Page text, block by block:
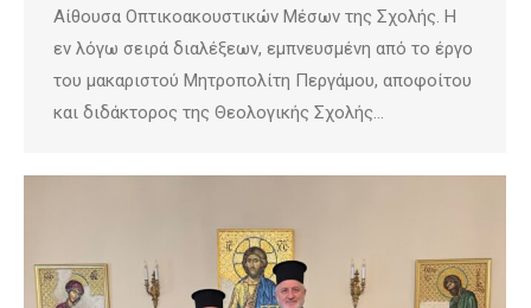
Αίθουσα Οπτικοακουστικών Μέσων της Σχολής. Η
εν λόγω σειρά διαλέξεων, εμπνευσμένη από το έργο
του μακαριστού Μητροπολίτη Περγάμου, αποφοίτου
και διδάκτορος της Θεολογικής Σχολής…